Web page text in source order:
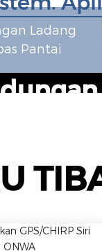
Ladang
Pantai